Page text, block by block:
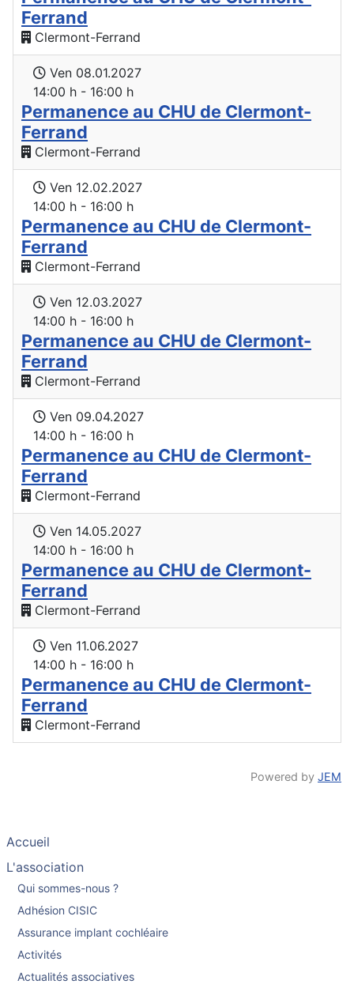
Ferrand
Clermont-Ferrand
Ven 08.01.2027
14:00 h - 16:00 h
Permanence au CHU de Clermont-
Ferrand
Clermont-Ferrand
Ven 12.02.2027
14:00 h - 16:00 h
Permanence au CHU de Clermont-
Ferrand
Clermont-Ferrand
Ven 12.03.2027
14:00 h - 16:00 h
Permanence au CHU de Clermont-
Ferrand
Clermont-Ferrand
Ven 09.04.2027
14:00 h - 16:00 h
Permanence au CHU de Clermont-
Ferrand
Clermont-Ferrand
Ven 14.05.2027
14:00 h - 16:00 h
Permanence au CHU de Clermont-
Ferrand
Clermont-Ferrand
Ven 11.06.2027
14:00 h - 16:00 h
Permanence au CHU de Clermont-
Ferrand
Clermont-Ferrand
Powered by JEM
Accueil
L'association
Qui sommes-nous ?
Adhésion CISIC
Assurance implant cochléaire
Activités
Actualités associatives